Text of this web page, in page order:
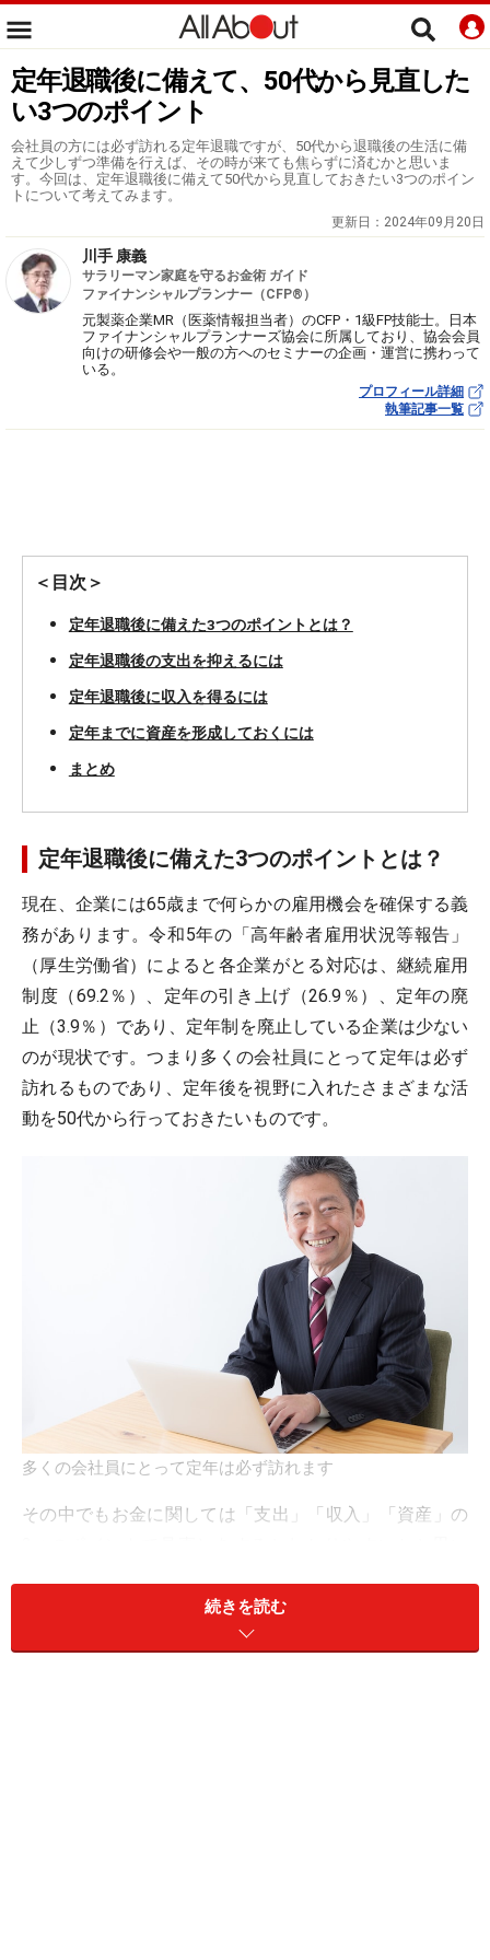
定年退職後に備えて、50代から見直した
い3つのポイント
会社員の方には必ず訪れる定年退職ですが、50代から退職後の生活に備
えて少しずつ準備を行えば、その時が来ても焦らずに済むかと思いま
す。今回は、定年退職後に備えて50代から見直しておきたい3つのポイン
トについて考えてみます。
更新日： 2024年09月20日
川手 康義
サラリーマン家庭を守るお金術 ガイド
ファイナンシャルプランナー（CFP®）
元製薬企業MR（医薬情報担当者）のCFP・1級FP技能士。日本
ファイナンシャルプランナーズ協会に所属しており、協会会員
向けの研修会や一般の方へのセミナーの企画・運営に携わって
いる。
プロフィール詳細
執筆記事一覧
＜目次＞
定年退職後に備えた3つのポイントとは？
定年退職後の支出を抑えるには
定年退職後に収入を得るには
定年までに資産を形成しておくには
まとめ
定年退職後に備えた3つのポイントとは？
現在、企業には65歳まで何らかの雇用機会を確保する義
務があります。令和5年の「高年齢者雇用状況等報告」
（厚生労働省）によると各企業がとる対応は、継続雇用
制度（69.2％）、定年の引き上げ（26.9％）、定年の廃
止（3.9％）であり、定年制を廃止している企業は少ない
のが現状です。つまり多くの会社員にとって定年は必ず
訪れるものであり、定年後を視野に入れたさまざまな活
動を50代から行っておきたいものです。
多くの会社員にとって定年は必ず訪れます
その中でもお金に関しては「支出」「収入」「資産」の
定年退職後の支出を抑えるには
続きを読む